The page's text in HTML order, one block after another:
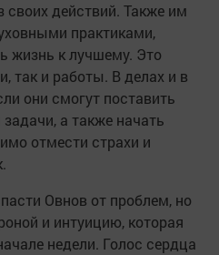
своих действий. Также им
практиками,
жизнь к лучшему. Это
так и работы. В делах и в
они смогут поставить
а также начать
отмести страхи и
Овнов от проблем, но
и интуицию, которая
недели. Голос сердца